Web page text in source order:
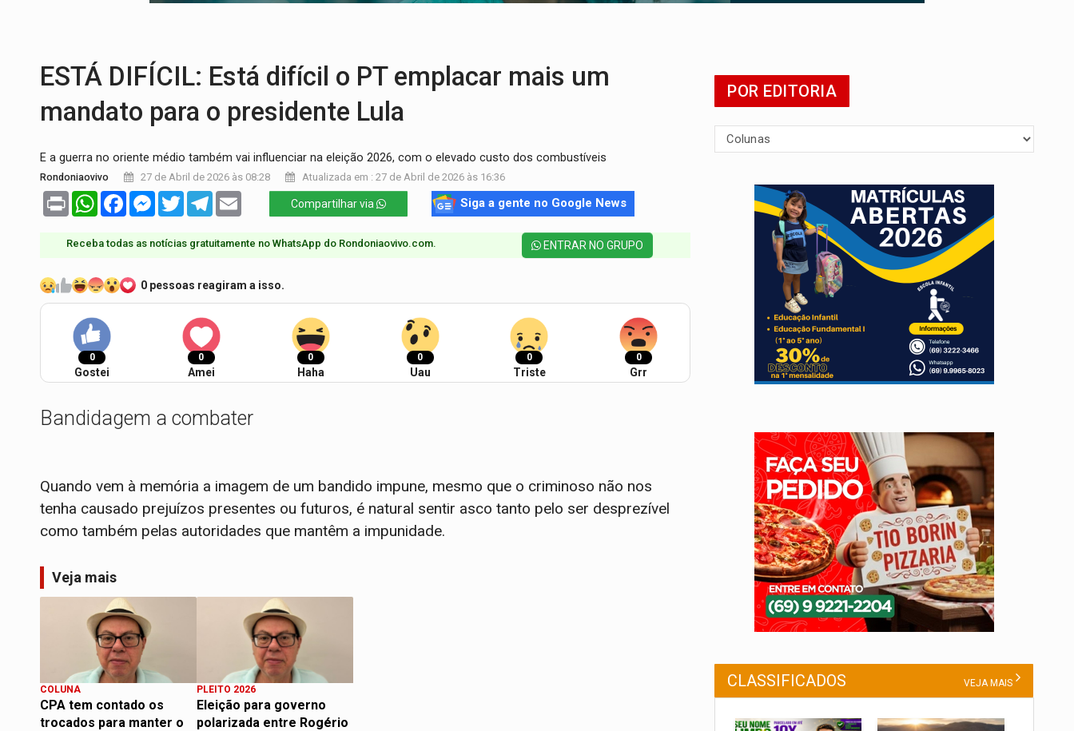
ESTÁ DIFÍCIL: Está difícil o PT emplacar mais um
mandato para o presidente Lula
E a guerra no oriente médio também vai influenciar na eleição 2026, com o elevado custo dos combustíveis
Rondoniaovivo 27 de Abril de 2026 às 08:28 Atualizada em : 27 de Abril de 2026 às 16:36
Print WhatsAppFacebookMessenger
TwitterTelegram Compartilhar via Siga a gente no Google News
Receba todas as notícias gratuitamente no WhatsApp do Rondoniaovivo.com.​ ENTRAR NO GRUPO
0 pessoas reagiram a isso.
0
Gostei
0
Amei
0
Haha
0
Uau
0
Triste
0
Grr
Bandidagem a combater
Quando vem à memória a imagem de um bandido impune, mesmo que o criminoso não nos
tenha causado prejuízos presentes ou futuros, é natural sentir asco tanto pelo ser desprezível
como também pelas autoridades que mantêm a impunidade.
Veja mais
COLUNA
CPA tem contado os
trocados para manter o
PLEITO 2026
Eleição para governo
polarizada entre Rogério
POR EDITORIA
CLASSIFICADOS VEJA MAIS